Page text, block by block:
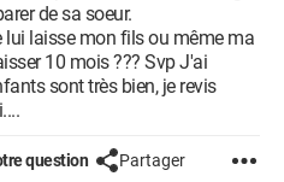
de sa soeur.
lui laisse mon fils ou même ma
10 mois ??? Svp J'ai
sont très bien, je revis
question Partager